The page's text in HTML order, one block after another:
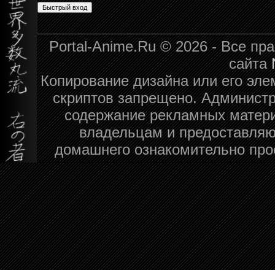
Portal-Anime.Ru © 2026 - Все
сайта
Копирование дизайна или его
скриптов запрещено.
содержание рекламных
владельцам и
домашнего ознакомительно